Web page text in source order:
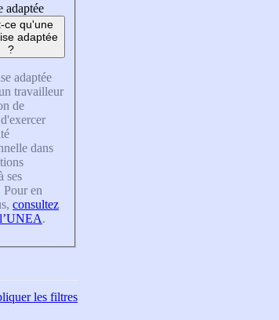
adaptée
ce qu'une
adaptée
?
adaptée
travailleur
de
dans
ses
Pour en
consultez
.
les filtres